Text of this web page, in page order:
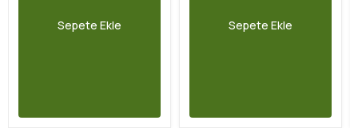
Sepete Ekle Sepete Ekle